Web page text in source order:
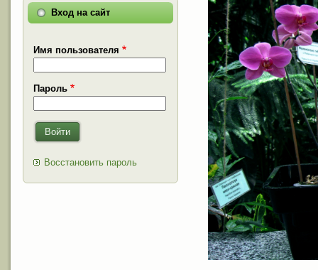
Вход на сайт
Имя пользователя
Пароль
Войти
Восстановить пароль